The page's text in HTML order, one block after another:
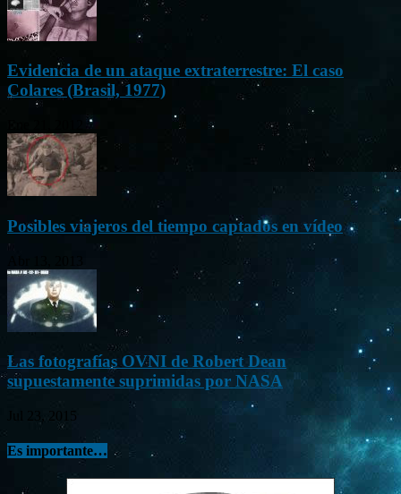
Evidencia de un ataque extraterrestre: El caso
Colares (Brasil, 1977)
Posibles viajeros del tiempo captados en vídeo
Las fotografías OVNI de Robert Dean
supuestamente suprimidas por NASA
Jul 23, 2015
Es importante…